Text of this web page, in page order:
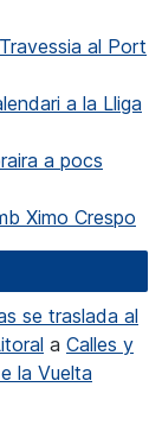
al Port
a la Lliga
a pocs
Ximo Crespo
se traslada al
a Calles y
la Vuelta